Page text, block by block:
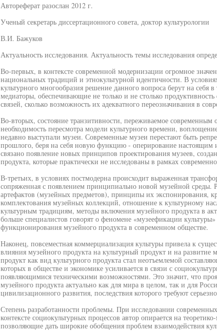
Автореферат разослан 2012 г.
Ученый секретарь диссертационного совета, доктор культурологии
В.И. Бажуков
Актуальность исследования. Актуальность темы исследования
Во-первых, в контексте современной модернизации огромное
национальных традиций и этнокультурной идентичности. В
культурного многообразия решение данного вопроса берут на себя
медиаторы, обеспечивающие не только и не столько
связей, сколько возможность их адекватного переозначивания в
Во-вторых, состояние транзитивности, переживаемое современным
необходимость пересмотра модели культурного времени,
недавно выступали музеи. Современные музеи перестают быть
прошлого, беря на себя новую функцию - оперирование
связано появление новых принципов проектирования музеев,
продукта, которые практически не исследованы в рамках
В-третьих, в условиях постмодерна происходит выраженная
сопряженная с появлением принципиально новой музейной среды.
артефактов (музейных предметов), принципы их экспонирования,
комплектования музейных коллекций, отношение к культурному
культурным традициям, методы включения музейного продукта в
больше специалистов говорят о феномене «музеефикации
функционирования музейного продукта в современном обществе.
Наконец, повсеместная коммерциализация культуры привела к
влияния музейного продукта на культурный продукт и на
продукт как вид культурного продукта стал неотъемлемой
которых в обществе и экономике усиливается в связи с
появляющимися техническими возможностями. Это значит, что
музейного продукта актуально как для мира в целом, так и для
цивилизационного развития, последствия которого требуют
Степень разработанности проблемы. При исследовании
контексте социокультурных процессов автор опирается на
позволяющие дать широкие обобщения проблем взаимодействия